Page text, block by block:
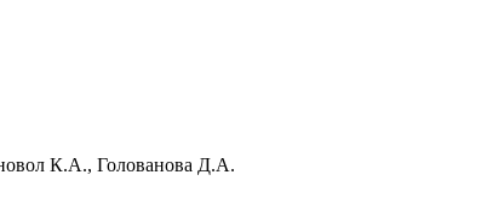
К.А., Голованова Д.А.